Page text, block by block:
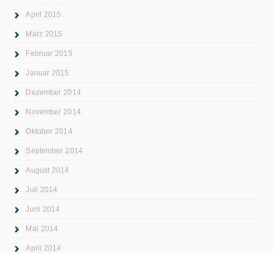
April 2015
März 2015
Februar 2015
Januar 2015
Dezember 2014
November 2014
Oktober 2014
September 2014
August 2014
Juli 2014
Juni 2014
Mai 2014
April 2014